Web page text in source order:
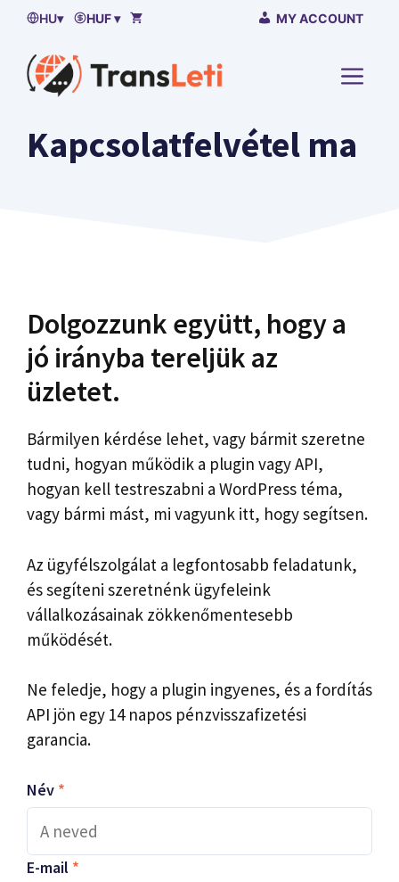
Ugrás
tartalomra
HU▾ HUF ▾ MY ACCOUNT
MENÜ
Kapcsolatfelvétel ma
Dolgozzunk együtt, hogy a
jó irányba tereljük az
üzletet.
Bármilyen kérdése lehet, vagy bármit szeretne
tudni, hogyan működik a plugin vagy API,
hogyan kell testreszabni a WordPress téma,
vagy bármi mást, mi vagyunk itt, hogy segítsen.
Az ügyfélszolgálat a legfontosabb feladatunk,
és segíteni szeretnénk ügyfeleink
vállalkozásainak zökkenőmentesebb
működését.
Ne feledje, hogy a plugin ingyenes, és a fordítás
API jön egy 14 napos pénzvisszafizetési
garancia.
Név *
E-mail *